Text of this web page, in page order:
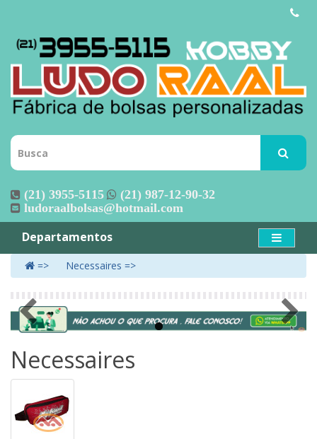
(21) 3955-5115
(21) 987-12-90-32
ludoraalbolsas@hotmail.com
Departamentos
Necessaires
Necessaires